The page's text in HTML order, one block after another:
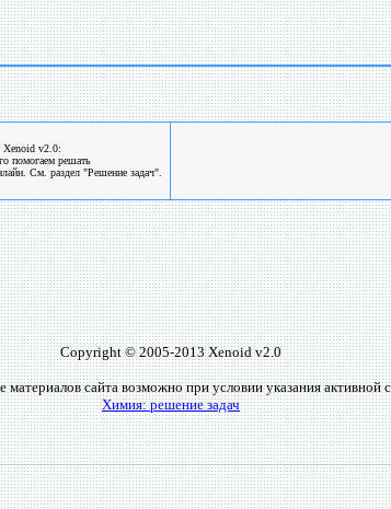
Xenoid v2.0:
помогаем решать
См. раздел "Решение задач".
Copyright © 2005-2013 Xenoid v2.0
материалов сайта возможно при условии указания активной
Химия: решение задач